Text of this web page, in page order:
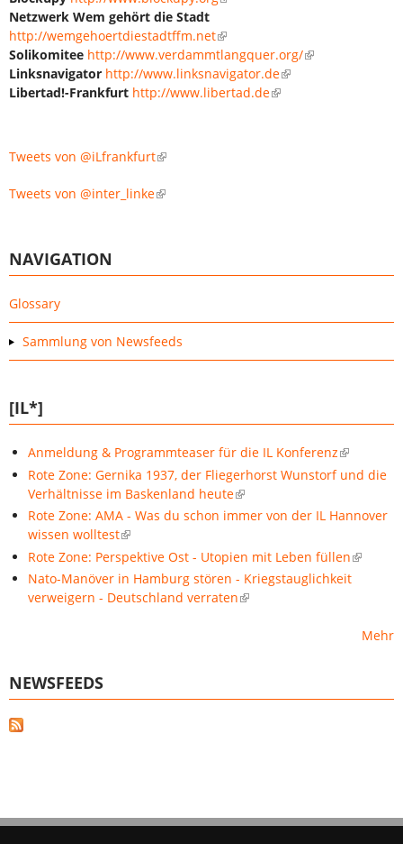
Netzwerk Wem gehört die Stadt
http://wemgehoertdiestadtffm.net
Solikomitee http://www.verdammtlangquer.org/
Linksnavigator http://www.linksnavigator.de
Libertad!-Frankfurt http://www.libertad.de
Tweets von @iLfrankfurt
Tweets von @inter_linke
NAVIGATION
Glossary
Sammlung von Newsfeeds
[IL*]
Anmeldung & Programmteaser für die IL Konferenz
Rote Zone: Gernika 1937, der Fliegerhorst Wunstorf und die
Verhältnisse im Baskenland heute
Rote Zone: AMA - Was du schon immer von der IL Hannover
wissen wolltest
Rote Zone: Perspektive Ost - Utopien mit Leben füllen
Nato-Manöver in Hamburg stören - Kriegstauglichkeit
verweigern - Deutschland verraten
Mehr
NEWSFEEDS